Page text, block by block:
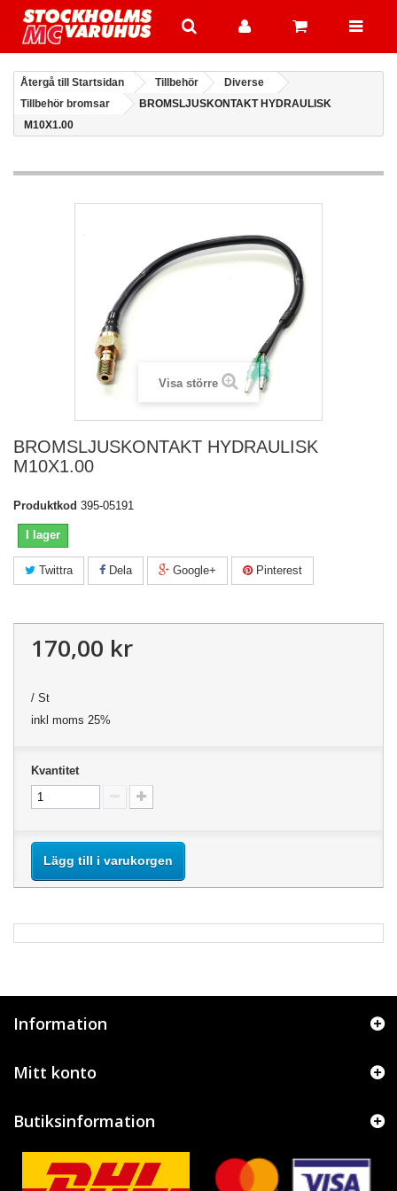
Återgå till Startsidan Tillbehör
Diverse
Tillbehör bromsar
BROMSLJUSKONTAKT HYDRAULISK
M10X1.00
Visa större
BROMSLJUSKONTAKT HYDRAULISK
M10X1.00
Produktkod 395-05191
I lager
Twittra Dela Google+ Pinterest
170,00 kr
/ St
inkl moms 25%
Kvantitet
Lägg till i varukorgen
Information
Mitt konto
Butiksinformation